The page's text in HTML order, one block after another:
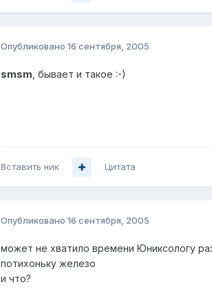
Опубликовано 16 сентября, 2005
smsm , бывает и такое :-)
Вставить ник Цитата
Опубликовано 16 сентября, 2005
может не хватило времени Юниксологу
потихоньку железо
и что?